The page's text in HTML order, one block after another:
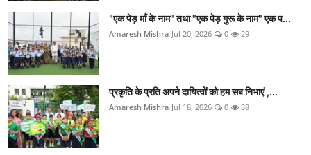
"एक पेड़ माँ के नाम" तथा "एक पेड़ गुरू के नाम" एक प...
Amaresh Mishra Jul 20, 2026 0 29
प्रकृति के प्रति अपने दायित्वों को हम सब निभाएं ,...
Amaresh Mishra Jul 18, 2026 0 38